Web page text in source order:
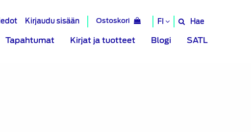
Kirjaudu sisään Ostoskori FI
Hae
Hae
Tapahtumat Kirjat ja tuotteet Blogi SATL